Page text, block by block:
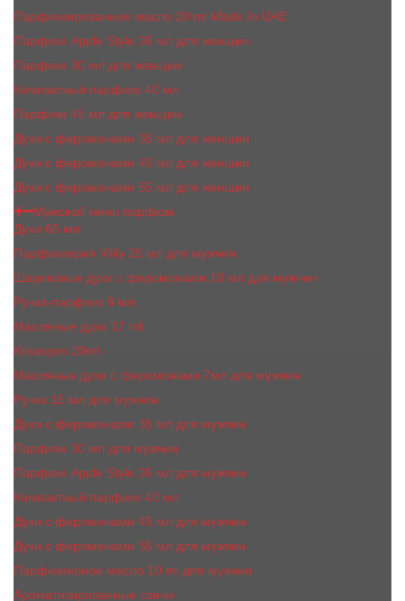
Парфюмированное масло 20 ml Made In UAE
Парфюм Apple Style 35 мл для женщин
Парфюм 30 мл для женщин
Компактный парфюм 40 мл
Парфюм 45 мл для женщин
Духи с феромонами 35 мл для женщин
Духи с феромонами 45 мл для женщин
Духи с феромонами 55 мл для женщин
Мужской мини парфюм
Духи 65 мл
Парфюмерия Vilily 25 мл для мужчин
Шариковые духи с феромонами 10 мл для мужчин
Ручка-парфюм 8 мл
Масляные духи 17 ml
Kreasyon 20ml
Масляные духи c феромонами 7мл для мужчин
Ручка 15 мл для мужчин
Духи с феромонами 35 мл для мужчин
Парфюм 30 мл для мужчин
Парфюм Apple Style 35 мл для мужчин
Компактный парфюм 40 мл
Духи с феромонами 45 мл для мужчин
Духи с феромонами 55 мл для мужчин
Парфюмерное масло 10 ml для мужчин
Ароматизированные свечи